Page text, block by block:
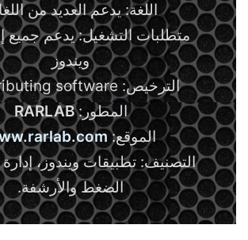
اللغة: يدعم العديد من
متطلبات التشغيل: يدعم جميع
ويندوز
الترخيص: Contributing software
المطور:RARLAB
الموقع:
التصنيف: تطبيقات ويندوز،
الضغط والأرشفة.